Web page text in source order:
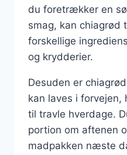
du foretrækker en
smag, kan chiagrød
forskellige
og krydderier.
Desuden er
kan laves i
til travle hverdage.
portion om aftenen
madpakken næste